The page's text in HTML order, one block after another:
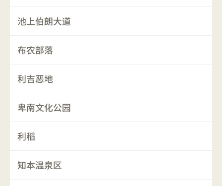
池上伯朗大道
布农部落
利吉恶地
卑南文化公园
利稻
知本温泉区